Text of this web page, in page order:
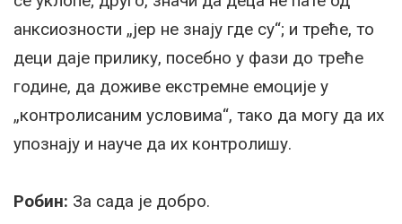
анксиозности „јер не знају где су“; и треће, то
деци даје прилику, посебно у фази до треће
године, да доживе екстремне емоције у
„контролисаним условима“, тако да могу да их
упознају и науче да их контролишу.
Робин: За сада је добро.